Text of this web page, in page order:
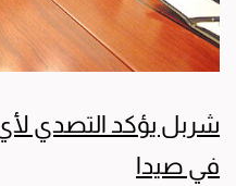
شربل يؤكد التصدي
في صيدا